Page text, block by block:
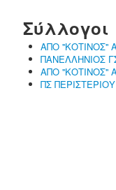
Σύλλογοι
ΑΠΟ ''ΚΟΤΙΝΟΣ''
ΠΑΝΕΛΛΗΝΙΟΣ
ΑΠΟ ''ΚΟΤΙΝΟΣ''
ΠΣ ΠΕΡΙΣΤΕΡΙΟΥ